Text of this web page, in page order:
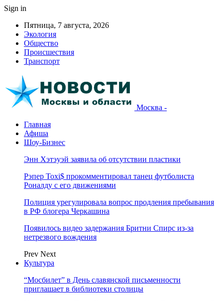
Sign in
Пятница, 7 августа, 2026
Экология
Общество
Происшествия
Транспорт
Москва -
Главная
Афиша
Шоу-Бизнес
Энн Хэтэуэй заявила об отсутствии пластики
Рэпер Toxi$ прокомментировал танец футболиста
Роналду с его движениями
Полиция урегулировала вопрос продления пребывания
в РФ блогера Черкашина
Появилось видео задержания Бритни Спирс из-за
нетрезвого вождения
Prev Next
Культура
“Мосбилет” в День славянской письменности
приглашает в библиотеки столицы